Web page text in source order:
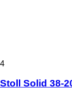
4
Stoll Solid 38-